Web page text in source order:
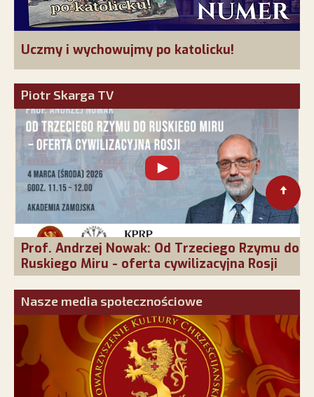
Uczmy i wychowujmy po katolicku!
Piotr Skarga TV
Prof. Andrzej Nowak: Od Trzeciego Rzymu do
Ruskiego Miru - oferta cywilizacyjna Rosji
Nasze media społecznościowe